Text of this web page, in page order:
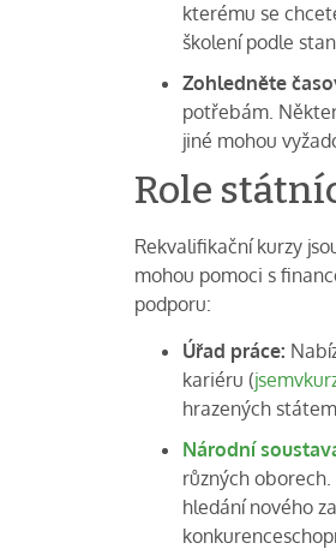
kterému se
školení podle
Zohledněte
potřebám.
jiné mohou
Role
Rekvalifikační kurzy
mohou pomoci s
podporu:
Úřad práce:
kariéru (
hrazených státem.
Národní
různých
hledání nového